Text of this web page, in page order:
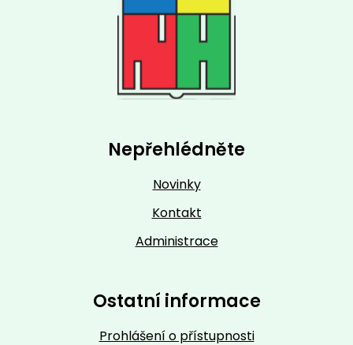
Nepřehlédněte
Novinky
Kontakt
Administrace
Ostatní informace
Prohlášení o přístupnosti